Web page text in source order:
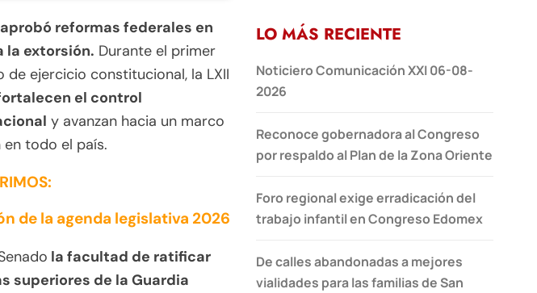
aprobó reformas federales en
la extorsión. Durante el primer
ejercicio constitucional, la LXII
el control
y avanzan hacia un marco
todo el país.
de la agenda legislativa 2026
la facultad de ratificar
superiores de la Guardia
LO MÁS RECIENTE
Noticiero Comunicación XXI 06-08-
2026
Reconoce gobernadora al Congreso
por respaldo al Plan de la Zona Oriente
Foro regional exige erradicación del
trabajo infantil en Congreso Edomex
De calles abandonadas a mejores
vialidades para las familias de San